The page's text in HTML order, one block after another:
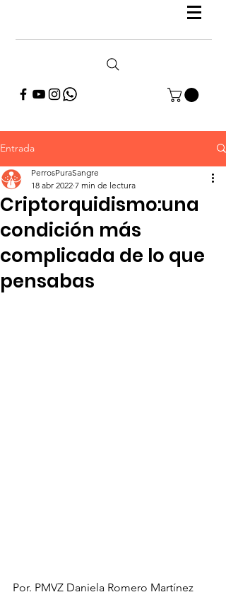
Entrada
Criptorquidismo:una
condición más
complicada de lo que
pensabas
PerrosPuraSangre
18 abr 2022 7 min de lectura
Por. PMVZ Daniela Romero Martínez